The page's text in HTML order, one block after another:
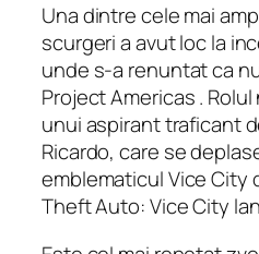
Una dintre cele mai
scurgeri a avut loc la
unde s-a renuntat ca
Project Americas .
unui aspirant traficant
Ricardo, care se
emblematicul Vice City
Theft Auto: Vice City